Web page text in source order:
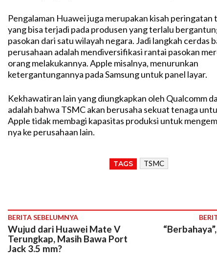
Pengalaman Huawei juga merupakan kisah peringatan
yang bisa terjadi pada produsen yang terlalu
pasokan dari satu wilayah negara. Jadi langkah cerdas
perusahaan adalah mendiversifikasi rantai pasokan
orang melakukannya. Apple misalnya, menurunkan
ketergantungannya pada Samsung untuk panel layar.
Kekhawatiran lain yang diungkapkan oleh Qualcomm
adalah bahwa TSMC akan berusaha sekuat tenaga
Apple tidak membagi kapasitas produksi untuk
nya ke perusahaan lain.
TAGS TSMC
BERITA SEBELUMNYA
Wujud dari Huawei Mate V
Terungkap, Masih Bawa Port
Jack 3.5 mm?